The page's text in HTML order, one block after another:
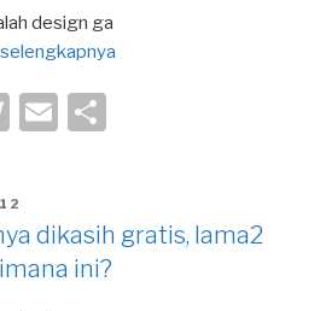
design ga
T
tt
er
E
e
dikasih gratis, lama2
ini?